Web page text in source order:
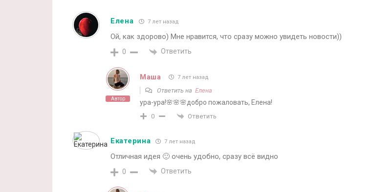
Елена 7 лет назад
Ой, как здорово) Мне нравится, что сразу можно увидеть новости))
0 Ответить
Автор
Маша 7 лет назад
Ответить на Елена
ура-ура!🌸🌸🌸добро пожаловать, Елена!
0 Ответить
Екатерина 7 лет назад
Отличная идея 🙂 очень удобно, сразу всё видно
0 Ответить